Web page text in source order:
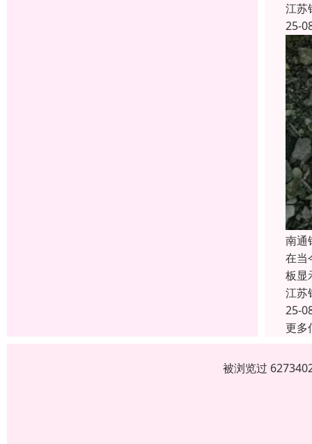
江苏
25-
南通
在当
板显
江苏
25-
更多
被浏览过